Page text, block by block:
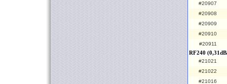
#20907
#20908
#20909
#20910
#20911
RF240
#21021
#21022
#21016